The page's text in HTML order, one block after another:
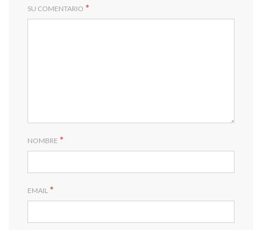
SU COMENTARIO *
NOMBRE *
EMAIL *